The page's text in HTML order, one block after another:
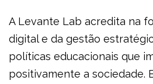
A Levante Lab acredita na
digital e da gestão
políticas educacionais que
positivamente a sociedade.